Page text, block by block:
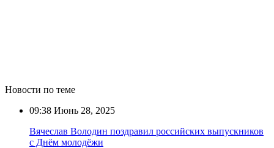
Новости по теме
09:38 Июнь 28, 2025
Вячеслав Володин поздравил российских выпускников
с Днём молодёжи